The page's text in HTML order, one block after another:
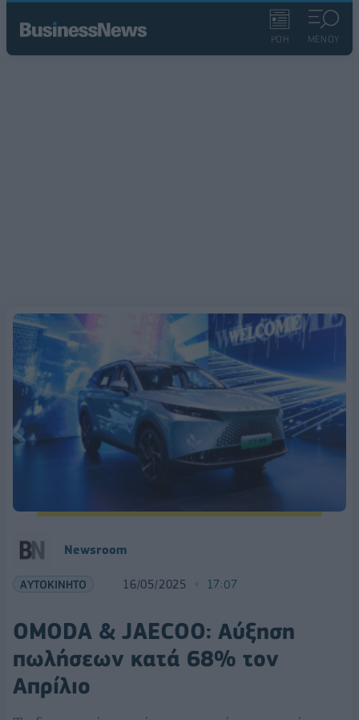
ΡΟΗ ΜΕΝΟΥ
Newsroom
ΑΥΤΟΚΙΝΗΤΟ 16/05/2025 17:07
OMODA & JAECOO: Αύξηση
πωλήσεων κατά 68% τον
Απρίλιο